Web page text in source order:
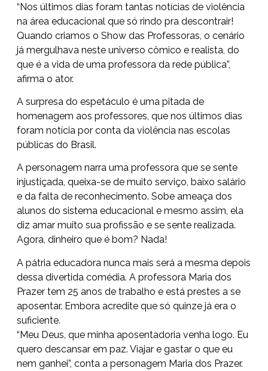
“Nos últimos dias foram tantas notícias de violência
na área educacional que só rindo pra descontrair!
Quando criamos o Show das Professoras, o cenário
já mergulhava neste universo cômico e realista, do
que é a vida de uma professora da rede pública”,
afirma o ator.
A surpresa do espetáculo é uma pitada de
homenagem aos professores, que nos últimos dias
foram notícia por conta da violência nas escolas
públicas do Brasil.
A personagem narra uma professora que se sente
injustiçada, queixa-se de muito serviço, baixo salário
e da falta de reconhecimento. Sobe ameaça dos
alunos do sistema educacional e mesmo assim, ela
diz amar muito sua profissão e se sente realizada.
Agora, dinheiro que é bom? Nada!
A pátria educadora nunca mais será a mesma depois
dessa divertida comédia. A professora Maria dos
Prazer tem 25 anos de trabalho e está prestes a se
aposentar. Embora acredite que só quinze já era o
suficiente.
“Meu Deus, que minha aposentadoria venha logo. Eu
quero descansar em paz. Viajar e gastar o que eu
nem ganhei”, conta a personagem Maria dos Prazer.